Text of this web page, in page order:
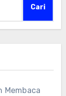
Cari
Membaca